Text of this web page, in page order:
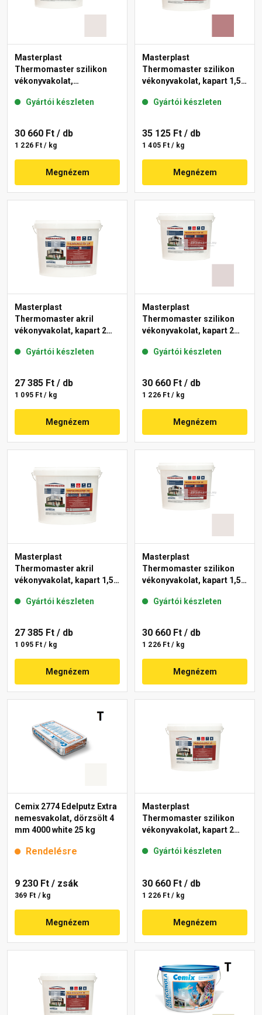
Masterplast
Thermomaster szilikon
vékonyvakolat,
49-F 25 kg
Gyártói készleten
30 660 Ft / db
1 226 Ft / kg
Megnézem
Masterplast
Thermomaster szilikon
vékonyvakolat, kapart 1,5
Gyártói készleten
35 125 Ft / db
1 405 Ft / kg
Megnézem
Masterplast
Thermomaster akril
vékonyvakolat, kapart 2
Gyártói készleten
27 385 Ft / db
1 095 Ft / kg
Megnézem
Masterplast
Thermomaster szilikon
vékonyvakolat, kapart 2
Gyártói készleten
30 660 Ft / db
1 226 Ft / kg
Megnézem
Masterplast
Thermomaster akril
vékonyvakolat, kapart 1,5
Gyártói készleten
27 385 Ft / db
1 095 Ft / kg
Megnézem
Masterplast
Thermomaster szilikon
vékonyvakolat, kapart 1,5
Gyártói készleten
30 660 Ft / db
1 226 Ft / kg
Megnézem
Cemix 2774 Edelputz Extra
nemesvakolat, dörzsölt 4
mm 4000 white 25 kg
Rendelésre
9 230 Ft / zsák
369 Ft / kg
Megnézem
Masterplast
Thermomaster szilikon
vékonyvakolat, kapart 2
Gyártói készleten
30 660 Ft / db
1 226 Ft / kg
Megnézem